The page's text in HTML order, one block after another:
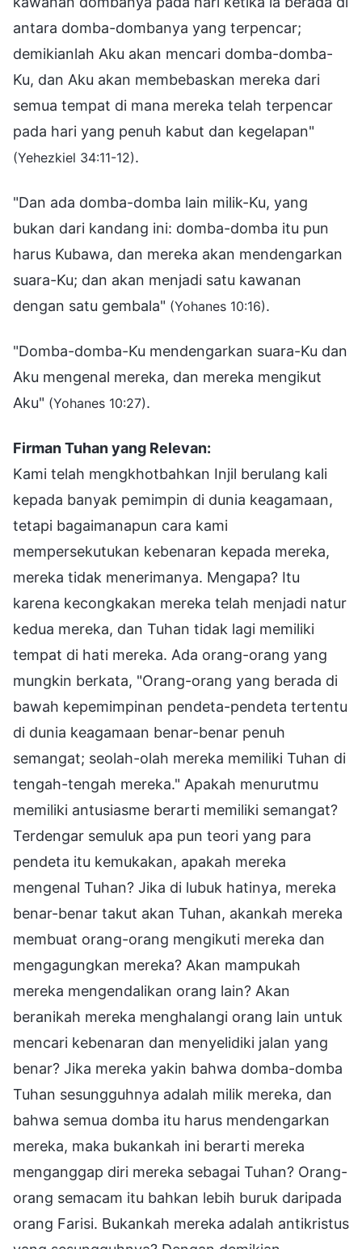
antara domba-dombanya yang terpencar;
demikianlah Aku akan mencari domba-domba-
Ku, dan Aku akan membebaskan mereka dari
semua tempat di mana mereka telah terpencar
pada hari yang penuh kabut dan kegelapan"
(Yehezkiel 34:11-12).
"Dan ada domba-domba lain milik-Ku, yang
bukan dari kandang ini: domba-domba itu pun
harus Kubawa, dan mereka akan mendengarkan
suara-Ku; dan akan menjadi satu kawanan
dengan satu gembala" (Yohanes 10:16).
"Domba-domba-Ku mendengarkan suara-Ku dan
Aku mengenal mereka, dan mereka mengikut
Aku" (Yohanes 10:27).
Firman Tuhan yang Relevan:
Kami telah mengkhotbahkan Injil berulang kali
kepada banyak pemimpin di dunia keagamaan,
tetapi bagaimanapun cara kami
mempersekutukan kebenaran kepada mereka,
mereka tidak menerimanya. Mengapa? Itu
karena kecongkakan mereka telah menjadi natur
kedua mereka, dan Tuhan tidak lagi memiliki
tempat di hati mereka. Ada orang-orang yang
mungkin berkata, "Orang-orang yang berada di
bawah kepemimpinan pendeta-pendeta tertentu
di dunia keagamaan benar-benar penuh
semangat; seolah-olah mereka memiliki Tuhan di
tengah-tengah mereka." Apakah menurutmu
memiliki antusiasme berarti memiliki semangat?
Terdengar semuluk apa pun teori yang para
pendeta itu kemukakan, apakah mereka
mengenal Tuhan? Jika di lubuk hatinya, mereka
benar-benar takut akan Tuhan, akankah mereka
membuat orang-orang mengikuti mereka dan
mengagungkan mereka? Akan mampukah
mereka mengendalikan orang lain? Akan
beranikah mereka menghalangi orang lain untuk
mencari kebenaran dan menyelidiki jalan yang
benar? Jika mereka yakin bahwa domba-domba
Tuhan sesungguhnya adalah milik mereka, dan
bahwa semua domba itu harus mendengarkan
mereka, maka bukankah ini berarti mereka
menganggap diri mereka sebagai Tuhan? Orang-
orang semacam itu bahkan lebih buruk daripada
orang Farisi. Bukankah mereka adalah antikristus